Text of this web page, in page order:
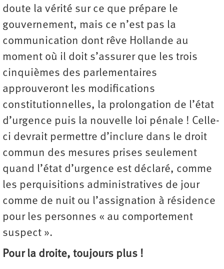
doute la vérité sur ce que prépare le
gouvernement, mais ce n’est pas la
communication dont rêve Hollande au
moment où il doit s’assurer que les trois
cinquièmes des parlementaires
approuveront les modifications
constitutionnelles, la prolongation de l’état
d’urgence puis la nouvelle loi pénale ! Celle-
ci devrait permettre d’inclure dans le droit
commun des mesures prises seulement
quand l’état d’urgence est déclaré, comme
les perquisitions administratives de jour
comme de nuit ou l’assignation à résidence
pour les personnes « au comportement
suspect ».
Pour la droite, toujours plus !